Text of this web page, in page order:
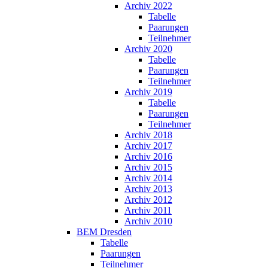
Archiv 2022
Tabelle
Paarungen
Teilnehmer
Archiv 2020
Tabelle
Paarungen
Teilnehmer
Archiv 2019
Tabelle
Paarungen
Teilnehmer
Archiv 2018
Archiv 2017
Archiv 2016
Archiv 2015
Archiv 2014
Archiv 2013
Archiv 2012
Archiv 2011
Archiv 2010
BEM Dresden
Tabelle
Paarungen
Teilnehmer